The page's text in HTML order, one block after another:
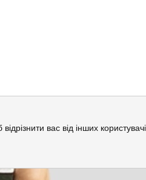
вас від інших